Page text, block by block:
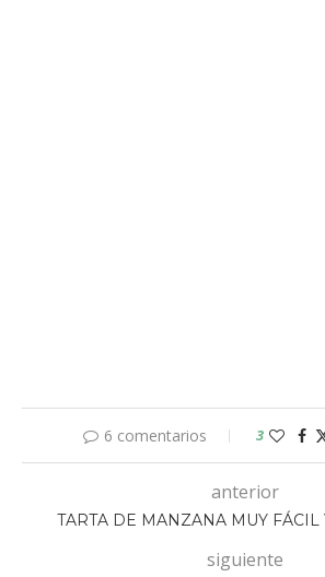
6 comentarios 3
anterior
TARTA DE MANZANA MUY
siguiente